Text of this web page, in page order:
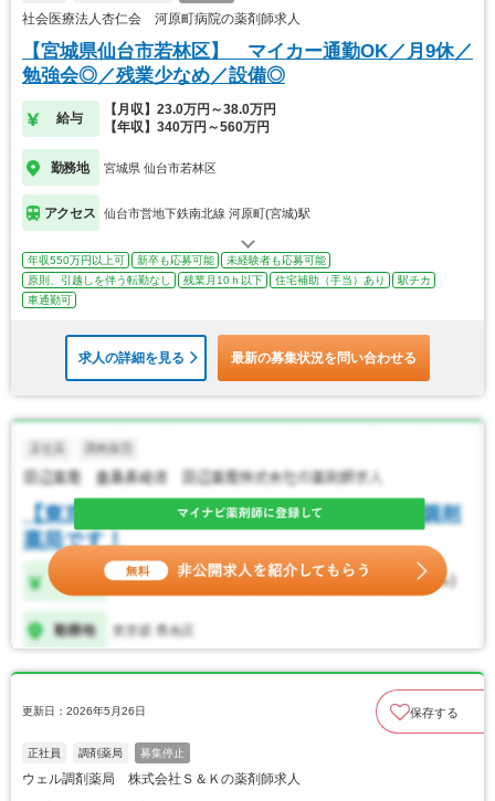
社会医療法人杏仁会 河原町病院の薬剤師求人
【宮城県仙台市若林区】 マイカー通勤OK／月9休／
勉強会◎／残業少なめ／設備◎
給与
【月収】23.0万円～38.0万円
【年収】340万円～560万円
勤務地 宮城県 仙台市若林区
アクセス 仙台市営地下鉄南北線 河原町(宮城)駅
年収550万円以上可 新卒も応募可能
未経験者も応募可能
原則、引越しを伴う転勤なし
残業月10ｈ以下 住宅補助（手当）あり
駅チカ
車通勤可
求人の詳細を見る 最新の募集状況を問い合わせる
更新日：2026年5月26日 保存する
正社員 調剤薬局 募集停止
ウェル調剤薬局 株式会社Ｓ＆Ｋの薬剤師求人